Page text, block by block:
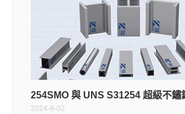
2024-9-02